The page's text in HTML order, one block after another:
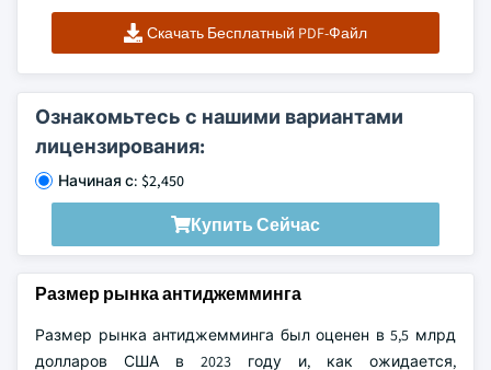
Скачать Бесплатный PDF-Файл
Ознакомьтесь с нашими вариантами
лицензирования:
Начиная с: $2,450
Купить Сейчас
Размер рынка антиджемминга
Размер рынка антиджемминга был оценен в 5,5 млрд
долларов США в 2023 году и, как ожидается,